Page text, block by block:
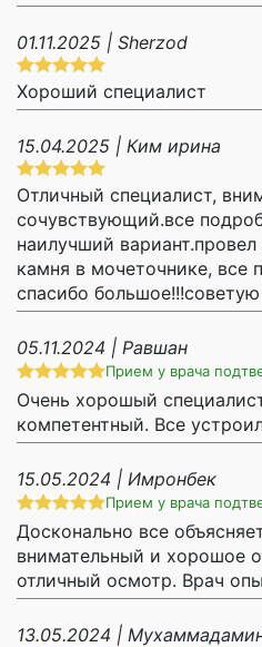
01.11.2025 | Sherzod
Хороший специалист
15.04.2025 | Ким ирина
Отличный специалист,
сочувствующий.все
наилучший
камня в мочеточнике, все
спасибо
05.11.2024 | Равшан
Прием у врача
Очень хорошый
компетентный. Все
15.05.2024 | Имронбек
Прием у врача
Досконально все
внимательный и хорошое
отличный осмотр. Врач
13.05.2024 |